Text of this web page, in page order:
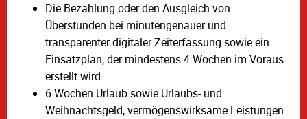
Die Bezahlung oder den Ausgleich von
Überstunden bei minutengenauer und
transparenter digitaler Zeiterfassung sowie ein
Einsatzplan, der mindestens 4 Wochen im Voraus
erstellt wird
6 Wochen Urlaub sowie Urlaubs- und
Weihnachtsgeld, vermögenswirksame Leistungen